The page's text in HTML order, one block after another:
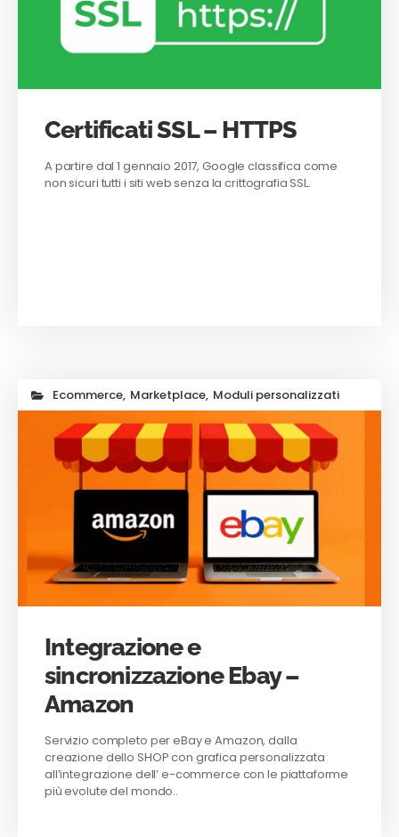
Certificati SSL – HTTPS
A partire dal 1 gennaio 2017, Google classifica come
non sicuri tutti i siti web senza la crittografia SSL.
Ecommerce, Marketplace, Moduli personalizzati
Integrazione e
sincronizzazione Ebay –
Amazon
Servizio completo per eBay e Amazon, dalla
creazione dello SHOP con grafica personalizzata
all’integrazione dell’ e-commerce con le piattaforme
più evolute del mondo..